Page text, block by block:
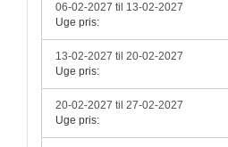
06-02-2027 til 13-02-2027
Uge pris:
13-02-2027 til 20-02-2027
Uge pris:
20-02-2027 til 27-02-2027
Uge pris: